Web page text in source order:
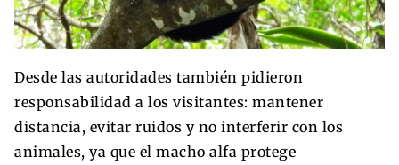
Desde las autoridades también pidieron
responsabilidad a los visitantes: mantener
distancia, evitar ruidos y no interferir con los
animales, ya que el macho alfa protege